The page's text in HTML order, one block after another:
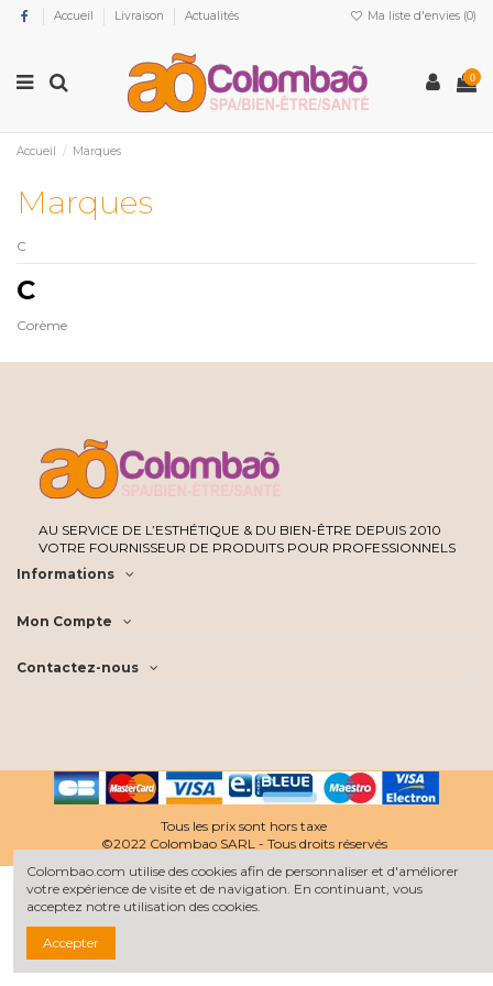
Accueil Livraison Actualités Ma liste d'envies (0)
0
Accueil Marques
Marques
C
C
Corème
AU SERVICE DE L’ESTHÉTIQUE & DU BIEN-ÊTRE DEPUIS 2010
VOTRE FOURNISSEUR DE PRODUITS POUR PROFESSIONNELS
Informations
Mon Compte
Contactez-nous
Tous les prix sont hors taxe
©2022 Colombao SARL - Tous droits réservés
Colombao.com utilise des cookies afin de personnaliser et d'améliorer
votre expérience de visite et de navigation. En continuant, vous
acceptez notre utilisation des cookies.
Accepter